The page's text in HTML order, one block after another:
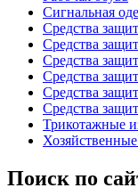
Сигнальная
Средства
Средства
Средства
Средства
Средства
Средства
Трикотажные
Поиск по